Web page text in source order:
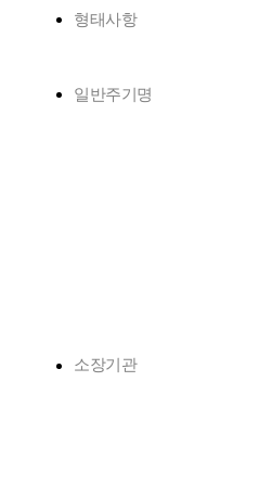
형태사항
일반주기명
소장기관